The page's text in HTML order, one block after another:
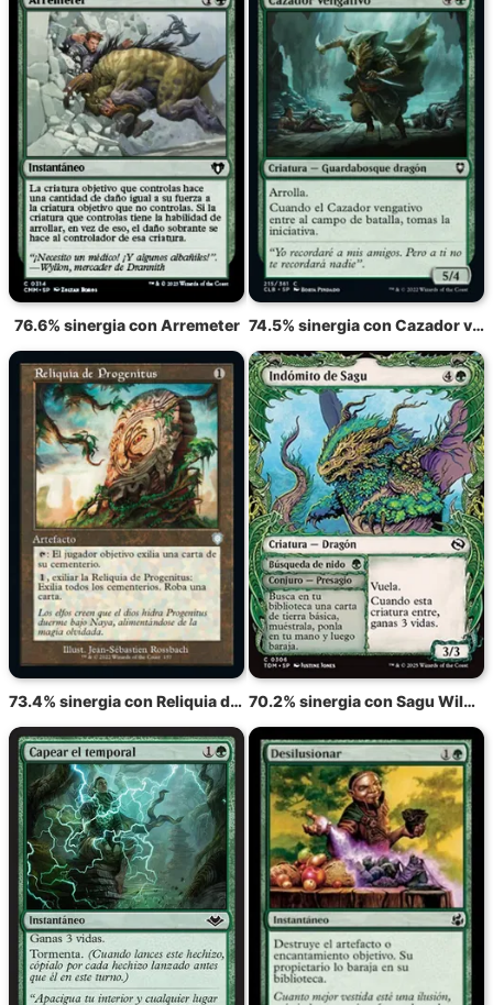
76.6% sinergia con Arremeter 74.5% sinergia con Cazador vengativo
73.4% sinergia con Reliquia de Progenitus 70.2% sinergia con Sagu Wildling // Búsqueda de nido